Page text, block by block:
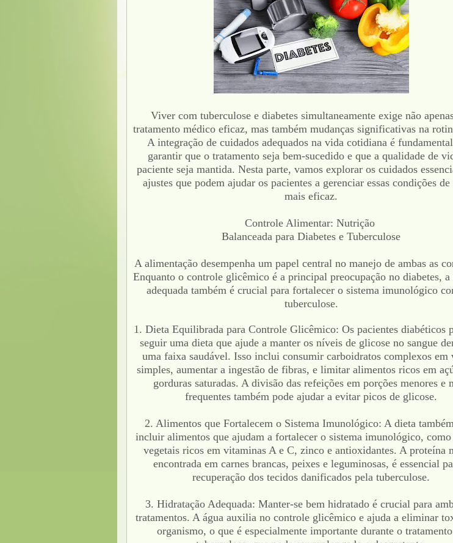
Viver com tuberculose e diabetes simultaneamente exige não
tratamento médico eficaz, mas também mudanças significativas na
A integração de cuidados adequados na vida cotidiana é
garantir que o tratamento seja bem-sucedido e que a qualidade de
paciente seja mantida. Nesta parte, vamos explorar os cuidados
ajustes que podem ajudar os pacientes a gerenciar essas condições
mais eficaz.
Controle Alimentar: Nutrição
Balanceada para Diabetes e Tuberculose
A alimentação desempenha um papel central no manejo de ambas as
Enquanto o controle glicêmico é a principal preocupação no diabetes,
adequada também é crucial para fortalecer o sistema imunológico
tuberculose.
1. Dieta Equilibrada para Controle Glicêmico: Os pacientes diabéticos
seguir uma dieta que ajude a manter os níveis de glicose no sangue
uma faixa saudável. Isso inclui consumir carboidratos complexos em
simples, aumentar a ingestão de fibras, e limitar alimentos ricos em
gorduras saturadas. A divisão das refeições em porções menores e
frequentes também pode ajudar a evitar picos de glicose.
2. Alimentos que Fortalecem o Sistema Imunológico: A dieta
incluir alimentos que ajudam a fortalecer o sistema imunológico,
vegetais ricos em vitaminas A e C, zinco e antioxidantes. A proteína
encontrada em carnes brancas, peixes e leguminosas, é essencial
recuperação dos tecidos danificados pela tuberculose.
3. Hidratação Adequada: Manter-se bem hidratado é crucial para
tratamentos. A água auxilia no controle glicêmico e ajuda a eliminar
organismo, o que é especialmente importante durante o